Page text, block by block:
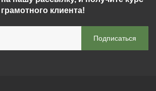
грамотного клиента!